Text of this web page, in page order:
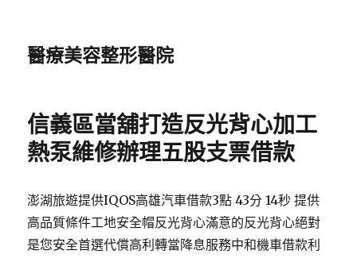
醫療美容整形醫院
信義區當舖打造反光背心加工
熱泵維修辦理五股支票借款
澎湖旅遊提供IQOS高雄汽車借款3點 43分 14秒 提供
高品質條件工地安全帽反光背心滿意的反光背心絕對
是您安全首選代償高利轉當降息服務中和機車借款利